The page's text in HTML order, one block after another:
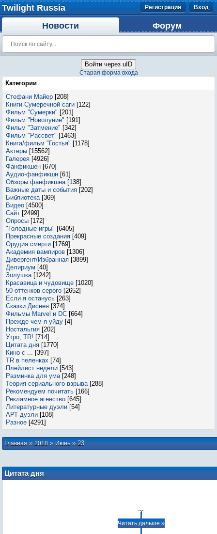
Twilight Russia Регистрация Вход
Новости Форум
Войти через uID
Старая форма входа
Категории
Стефани Майер [208]
Книги Сумеречной саги [122]
Фильм "Сумерки" [201]
Фильм "Новолуние" [191]
Фильм "Затмение" [342]
Фильм "Рассвет" [1463]
Книга/фильм "Гостья" [1178]
Актеры [15562]
Галерея [4926]
Фанфикшен [670]
Аудио-фанфикшн [61]
Обзоры фанфикшна [138]
Важные даты и события [202]
Библиотека [369]
Видео [4500]
Сайт [2499]
Опросы [172]
"Голодные игры" [6405]
Прекрасные создания [409]
Орудия смерти [1769]
Академия вампиров [1306]
Дивергент/Избранная [3899]
Делириум [40]
Золушка [1242]
Красавица и чудовище [1020]
50 оттенков серого [2652]
Если я останусь [263]
Сказки Диснея [374]
Фильмы Marvel и DC [664]
Прежде чем я уйду [4]
Ностальгия [202]
Утро, TR! [714]
Цитата дня [1770]
Кино с ... [397]
TR в пеленках [74]
Плейлист недели [543]
Разминка для ума [248]
Теория сериального взрыва [288]
Рекомендуем почитать [166]
Рекламное агенство [645]
Литературные дуэли [54]
АРТ-дуэли [108]
Разное [4291]
Главная»2018 » Июнь » 23
Цитата дня
...
Читать дальше »